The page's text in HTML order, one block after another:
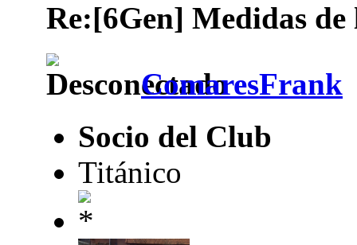
Re:[6Gen] Medidas de
ComaresFrank
Socio del Club
Titánico